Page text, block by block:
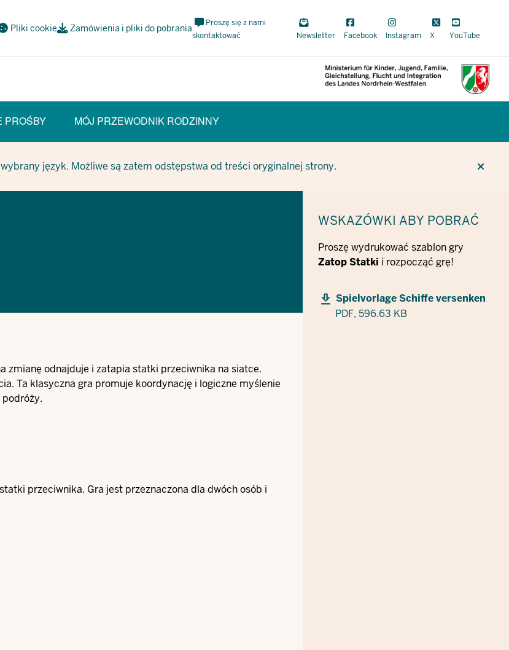
Pliki cookie Zamówienia i pliki do pobrania Meta
Navi
Proszę się z nami
skontaktować
Newsletter Facebook Instagram X YouTube
PROŚBY MÓJ PRZEWODNIK RODZINNY
język. Możliwe są zatem odstępstwa od treści oryginalnej strony.
zmianę odnajduje i zatapia statki przeciwnika na siatce.
Ta klasyczna gra promuje koordynację i logiczne myślenie
podróży.
przeciwnika. Gra jest przeznaczona dla dwóch osób i
WSKAZÓWKI ABY POBRAĆ
Proszę wydrukować szablon gry
Zatop Statki i rozpocząć grę!
Spielvorlage Schiffe versenken
PDF, 596.63 KB